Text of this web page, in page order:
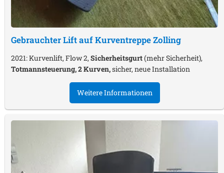
Gebrauchter Lift auf KurventreppeZolling
2021: Kurvenlift, Flow 2, Sicherheitsgurt(mehr Sicherheit),
Totmannsteuerung, 2 Kurven,sicher, neue Installation
Weitere Informationen